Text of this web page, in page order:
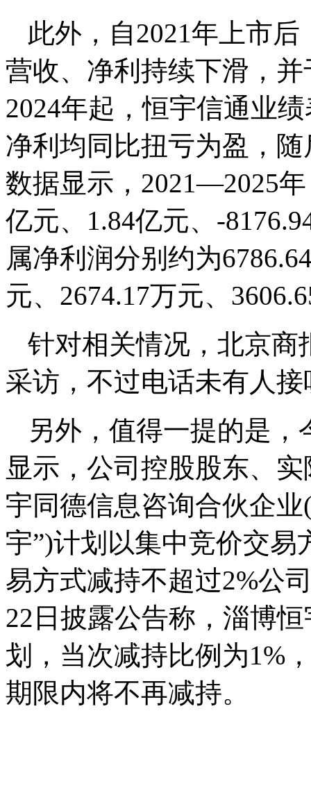
此外，自2021年上市
营收、净利持续下滑，
2024年起，恒宇信通业
净利均同比扭亏为盈，
数据显示，2021—2025
亿元、1.84亿元、-
属净利润分别约为
元、2674.17万元、
针对相关情况，北京商
采访，不过电话未有人接
另外，值得一提的是
显示，公司控股股东、
宇同德信息咨询合伙企
宇”)计划以集中竞价交易
易方式减持不超过2%公
22日披露公告称，淄博
划，当次减持比例为1%
期限内将不再减持。